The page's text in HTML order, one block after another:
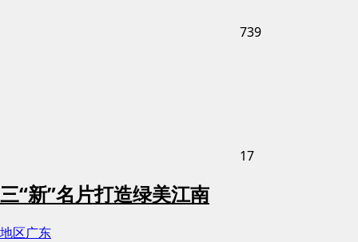
739
17
三“新”名片打造绿美江南
地区广东